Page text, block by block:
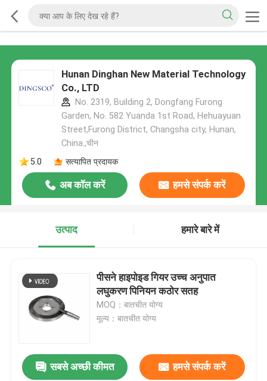
Hunan Dinghan New Material Technology
Co., LTD
No. 2319, Building 2, Dongfang Furong
Garden, No. 582 Yuanda 1st Road, Hehuayuan
Street,Furong District, Changsha city, Hunan,
China.,चीन
5.0
सत्यापित प्रदायक
अब कॉल करें हमसे संपर्क करें
उत्पाद हमारे बारे में
पीसने हाइपोइड गियर उच्च अनुपात
लघुकरण पिनियन कठोर सतह
MOQ：बातचीत योग्य
मूल्य：बातचीत योग्य
सबसे अच्छी कीमत हमसे संपर्क करें